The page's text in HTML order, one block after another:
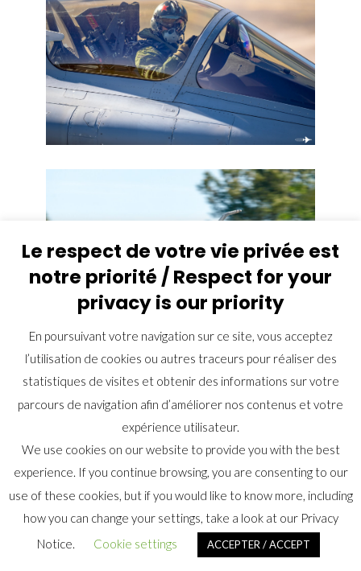
Le respect de votre vie privée est
notre priorité / Respect for your
privacy is our priority
En poursuivant votre navigation sur ce site, vous acceptez
l’utilisation de cookies ou autres traceurs pour réaliser des
statistiques de visites et obtenir des informations sur votre
parcours de navigation afin d’améliorer nos contenus et votre
expérience utilisateur.
We use cookies on our website to provide you with the best
experience. If you continue browsing, you are consenting to our
use of these cookies, but if you would like to know more, including
how you can change your settings, take a look at our Privacy
Notice.
Cookie settings ACCEPTER / ACCEPT